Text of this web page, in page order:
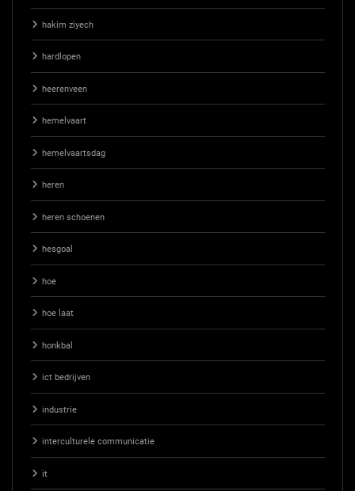
hakim ziyech
hardlopen
heerenveen
hemelvaart
hemelvaartsdag
heren
heren schoenen
hesgoal
hoe
hoe laat
honkbal
ict bedrijven
industrie
interculturele communicatie
it